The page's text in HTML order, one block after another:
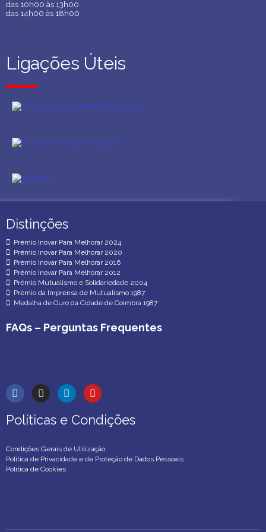
das 10h00 às 13h00
das 14h00 às 18h00
das 10h00 às 13h00
das 14h00 às 18h00
Ligações Úteis
Ligações Úteis
Distinções
Distinções
Prémio Inovar Para Melhorar 2024
Prémio Inovar Para Melhorar 2020
Prémio Inovar Para Melhorar 2016
Prémio Inovar Para Melhorar 2012
Prémio Mutualismo e Solidariedade 2004
Prémio da Imprensa de Mutualismo 1987
Medalha de Ouro da Cidade de Coimbra 1987
FAQs – Perguntas Frequentes
Políticas e Condições
Políticas e Condições
Condições Gerais de Utilização
Política de Privacidade e de Proteção de Dados Pessoais
Política de Cookies